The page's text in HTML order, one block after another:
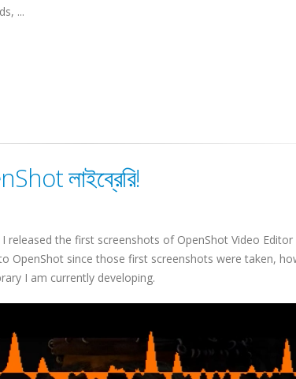
...
লাইব্রেরি!
the first screenshots of OpenShot Video
OpenShot since those first screenshots were taken,
I am currently developing.